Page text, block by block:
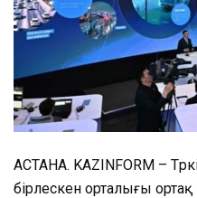
АСТАНА. KAZINFORM –
бірлескен орталығы ортақ